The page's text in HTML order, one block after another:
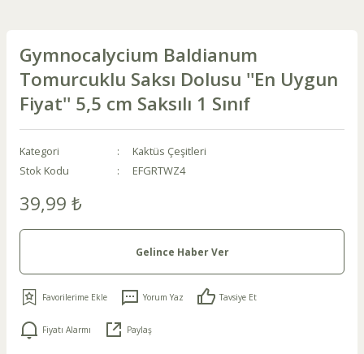
Gymnocalycium Baldianum
Tomurcuklu Saksı Dolusu ''En Uygun
Fiyat'' 5,5 cm Saksılı 1 Sınıf
Kategori
Kaktüs Çeşitleri
Stok Kodu
EFGRTWZ4
39,99 ₺
Gelince Haber Ver
Yorum Yaz Tavsiye Et
Fiyatı Alarmı Paylaş